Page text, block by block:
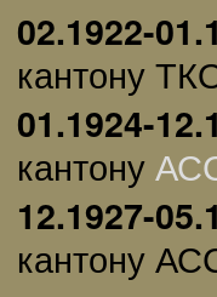
02.1922-
кантону
01.1924-
кантону
12.1927-
кантону